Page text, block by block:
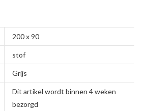
200 x 90
stof
Grijs
Dit artikel wordt binnen 4 weken
bezorgd